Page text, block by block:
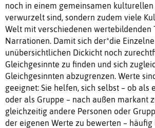
noch in einem gemeinsamen kulturellen
verwurzelt sind, sondern zudem viele
Welt mit verschiedenen wertebildenden
Narrationen. Damit sich der*die
unübersichtlichen Dickicht noch
Gleichgesinnte zu finden und sich
Gleichgesinnten abzugrenzen. Werte
geeignet: Sie helfen, sich selbst – ob als
oder als Gruppe – nach außen markant
gleichzeitig andere Personen oder
der eigenen Werte zu bewerten – häufig